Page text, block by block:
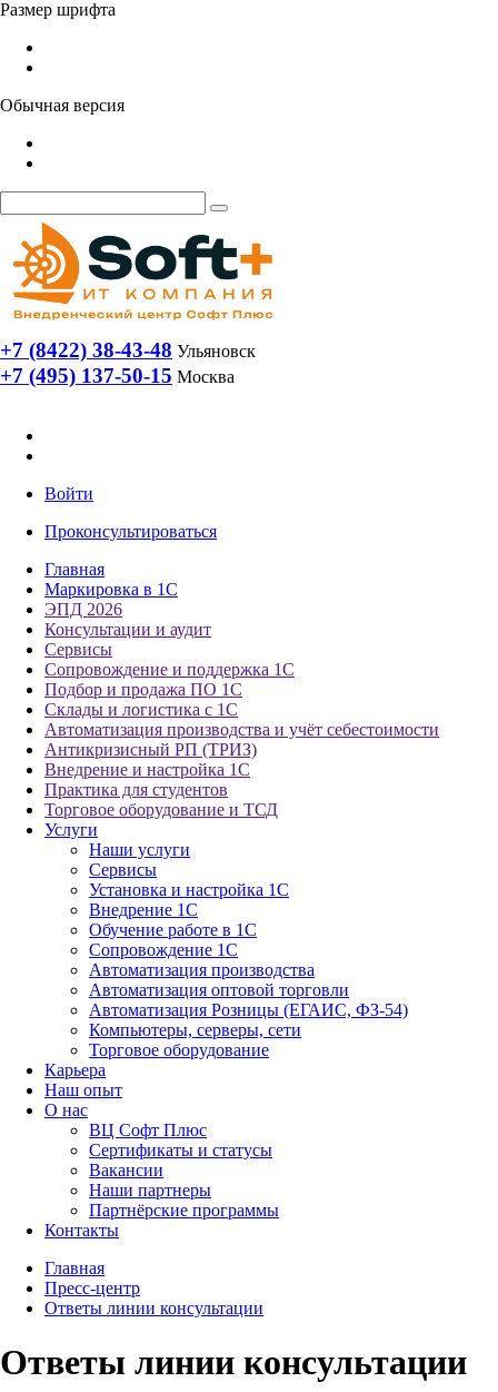
Размер шрифта
Обычная версия
+7 (8422) 38-43-48 Ульяновск
+7 (495) 137-50-15 Москва
Войти
Проконсультироваться
Главная
Маркировка в 1С
ЭПД 2026
Консультации и аудит
Сервисы
Сопровождение и поддержка 1С
Подбор и продажа ПО 1С
Склады и логистика с 1С
Автоматизация производства и учёт себестоимости
Антикризисный РП (ТРИЗ)
Внедрение и настройка 1С
Практика для студентов
Торговое оборудование и ТСД
Услуги
Наши услуги
Сервисы
Установка и настройка 1С
Внедрение 1С
Обучение работе в 1С
Сопровождение 1С
Автоматизация производства
Автоматизация оптовой торговли
Автоматизация Розницы (ЕГАИС, ФЗ-54)
Компьютеры, серверы, сети
Торговое оборудование
Карьера
Наш опыт
О нас
ВЦ Софт Плюс
Сертификаты и статусы
Вакансии
Наши партнеры
Партнёрские программы
Контакты
Главная
Пресс-центр
Ответы линии консультации
Ответы линии консультации